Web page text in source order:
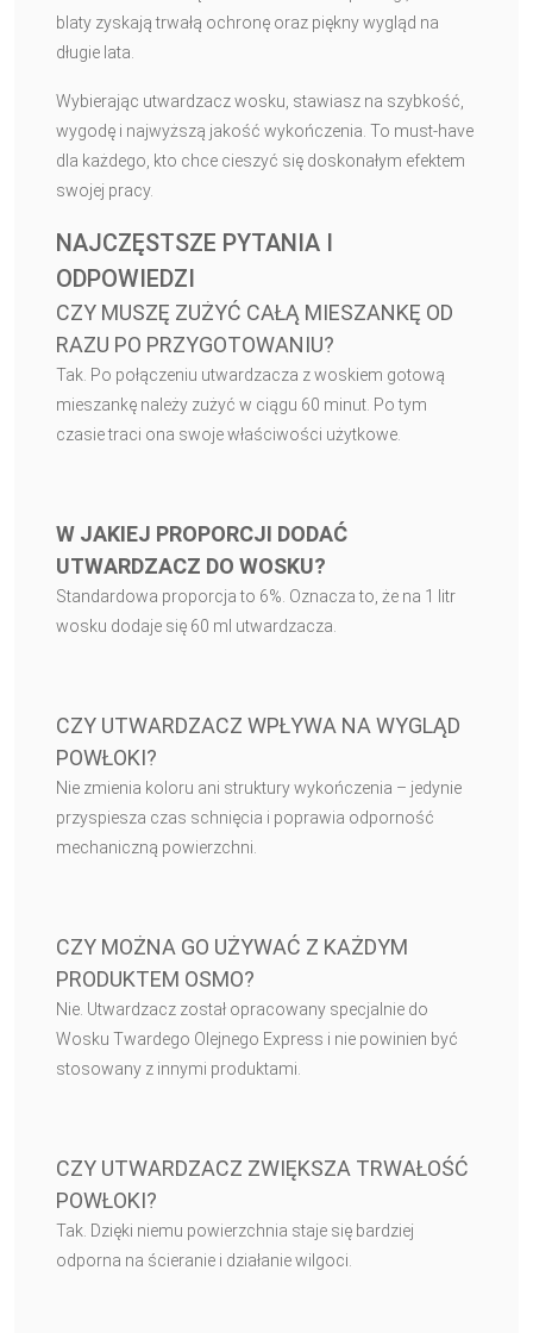
blaty zyskają trwałą ochronę oraz piękny wygląd na
długie lata.
Wybierając utwardzacz wosku, stawiasz na szybkość,
wygodę i najwyższą jakość wykończenia. To must-have
dla każdego, kto chce cieszyć się doskonałym efektem
swojej pracy.
NAJCZĘSTSZE PYTANIA I
ODPOWIEDZI
CZY MUSZĘ ZUŻYĆ CAŁĄ MIESZANKĘ OD
RAZU PO PRZYGOTOWANIU?
Tak. Po połączeniu utwardzacza z woskiem gotową
mieszankę należy zużyć w ciągu 60 minut. Po tym
czasie traci ona swoje właściwości użytkowe.
W JAKIEJ PROPORCJI DODAĆ
UTWARDZACZ DO WOSKU?
Standardowa proporcja to 6%. Oznacza to, że na 1 litr
wosku dodaje się 60 ml utwardzacza.
CZY UTWARDZACZ WPŁYWA NA WYGLĄD
POWŁOKI?
Nie zmienia koloru ani struktury wykończenia – jedynie
przyspiesza czas schnięcia i poprawia odporność
mechaniczną powierzchni.
CZY MOŻNA GO UŻYWAĆ Z KAŻDYM
PRODUKTEM OSMO?
Nie. Utwardzacz został opracowany specjalnie do
Wosku Twardego Olejnego Express i nie powinien być
stosowany z innymi produktami.
CZY UTWARDZACZ ZWIĘKSZA TRWAŁOŚĆ
POWŁOKI?
Tak. Dzięki niemu powierzchnia staje się bardziej
odporna na ścieranie i działanie wilgoci.